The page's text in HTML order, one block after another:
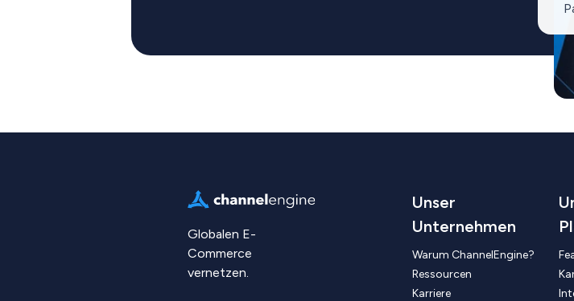
Globalen E-
Commerce
vernetzen.
Unser
Unternehmen
Warum ChannelEngine?
Ressourcen
Karriere